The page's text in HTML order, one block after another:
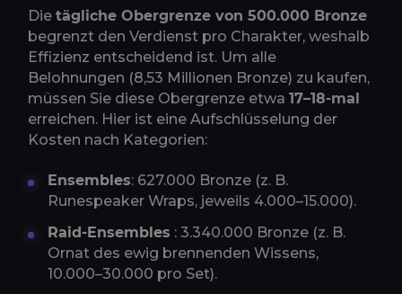
Die tägliche Obergrenze von 500.000 Bronze
begrenzt den Verdienst pro Charakter, weshalb
Effizienz entscheidend ist. Um alle
Belohnungen (8,53 Millionen Bronze) zu kaufen,
müssen Sie diese Obergrenze etwa 17–18-mal
erreichen. Hier ist eine Aufschlüsselung der
Kosten nach Kategorien:
Ensembles: 627.000 Bronze (z. B.
Runespeaker Wraps, jeweils 4.000–15.000).
Raid-Ensembles : 3.340.000 Bronze (z. B.
Ornat des ewig brennenden Wissens,
10.000–30.000 pro Set).